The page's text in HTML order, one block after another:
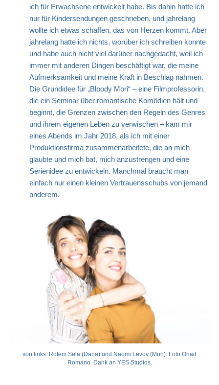
ich für Erwachsene entwickelt habe. Bis dahin hatte ich
nur für Kindersendungen geschrieben, und jahrelang
wollte ich etwas schaffen, das von Herzen kommt. Aber
jahrelang hatte ich nichts, worüber ich schreiben konnte
und habe auch nicht viel darüber nachgedacht, weil ich
immer mit anderen Dingen beschäftigt war, die meine
Aufmerksamkeit und meine Kraft in Beschlag nahmen.
Die Grundidee für „Bloody Mori“ – eine Filmprofessorin,
die ein Seminar über romantische Komödien hält und
beginnt, die Grenzen zwischen den Regeln des Genres
und ihrem eigenen Leben zu verwischen – kam mir
eines Abends im Jahr 2018, als ich mit einer
Produktionsfirma zusammenarbeitete, die an mich
glaubte und mich bat, mich anzustrengen und eine
Serienidee zu entwickeln. Manchmal braucht man
einfach nur einen kleinen Vertrauensschubs von jemand
anderem.
von links: Rotem Sela (Dana) und Naomi Levov (Mori). Foto Ohad
Romano. Dank an YES Studios.